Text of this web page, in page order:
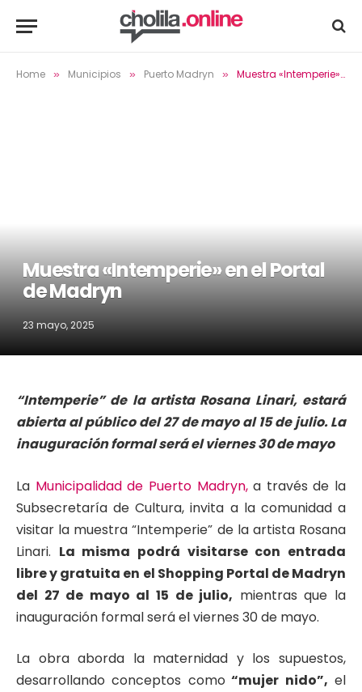
Home » Municipios » Puerto Madryn » Muestra «Intemperie» en el Portal de Madryn
Muestra «Intemperie» en el Portal
de Madryn
23 mayo, 2025
“Intemperie” de la artista Rosana Linari, estará
abierta al público del 27 de mayo al 15 de julio. La
inauguración formal será el viernes 30 de mayo
La Municipalidad de Puerto Madryn,a través de la
Subsecretaría de Cultura, invita a la comunidad a
visitar la muestra “Intemperie” de la artista Rosana
Linari. La misma podrá visitarse con entrada
libre y gratuita en el Shopping Portal de Madryn
del 27 de mayo al 15 de julio, mientras que la
inauguración formal será el viernes 30 de mayo.
La obra aborda la maternidad y los supuestos,
desarrollando conceptos como “mujer nido”, el